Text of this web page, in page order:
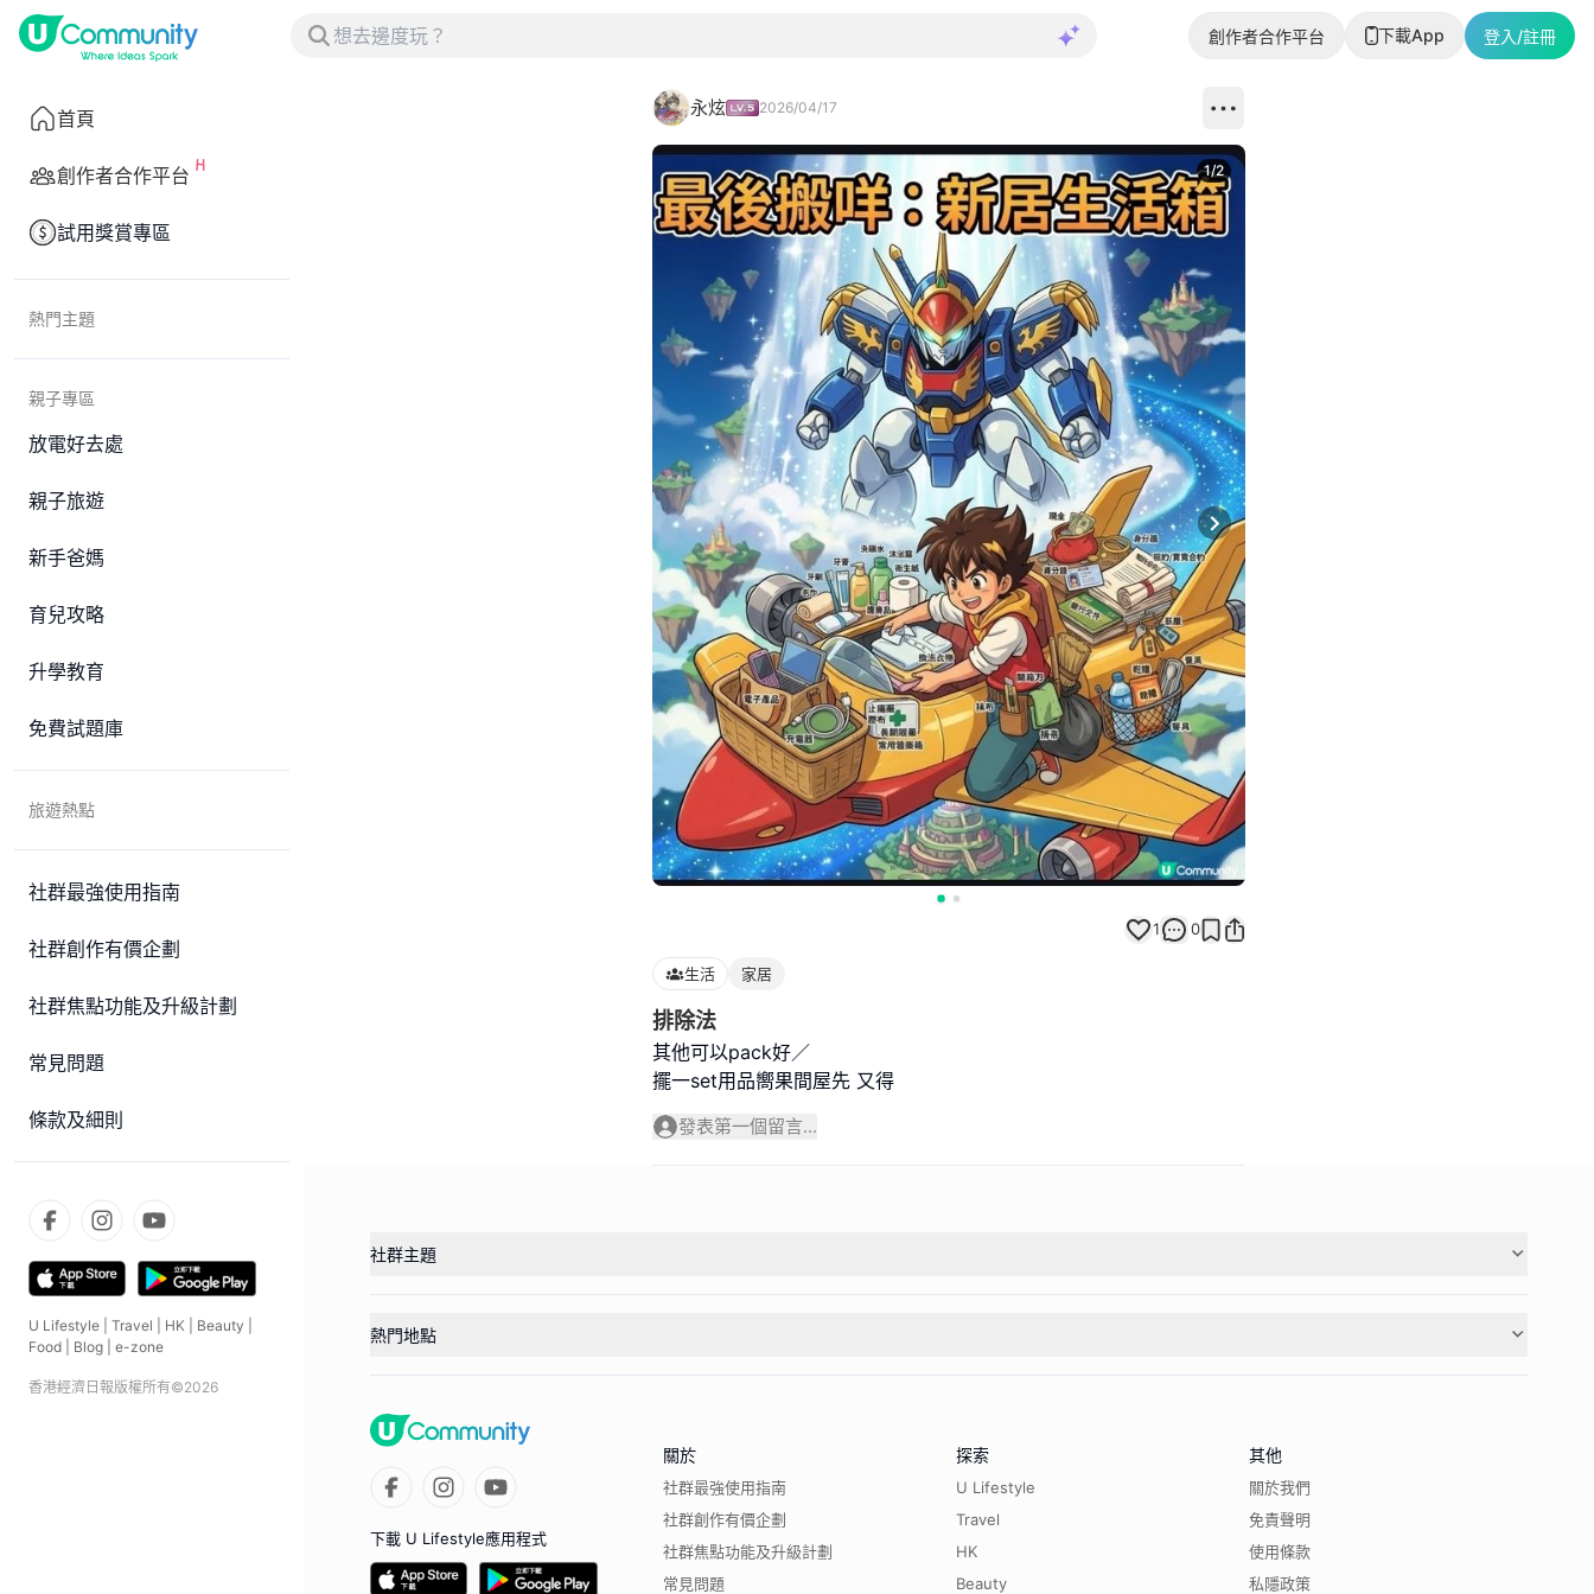
創作者合作平台 下載App 登入/註冊
首頁
創作者合作平台
試用獎賞專區
熱門主題
親子專區
放電好去處
親子旅遊
新手爸媽
育兒攻略
升學教育
免費試題庫
旅遊熱點
社群最強使用指南
社群創作有價企劃
社群焦點功能及升級計劃
常見問題
條款及細則
U Lifestyle Travel HK Beauty
Food
Blog e-zone
香港經濟日報版權所有©2026
永炫 2026/04/17
Next slide
1/2
1 0
生活 家居
排除法
其他可以pack好／
擺一set用品嚮果間屋先 又得
發表第一個留言...
社群主題
熱門地點
下載 U Lifestyle應用程式
關於
社群最強使用指南
社群創作有價企劃
社群焦點功能及升級計劃
常見問題
探索
U Lifestyle
Travel
HK
Beauty
其他
關於我們
免責聲明
使用條款
私隱政策